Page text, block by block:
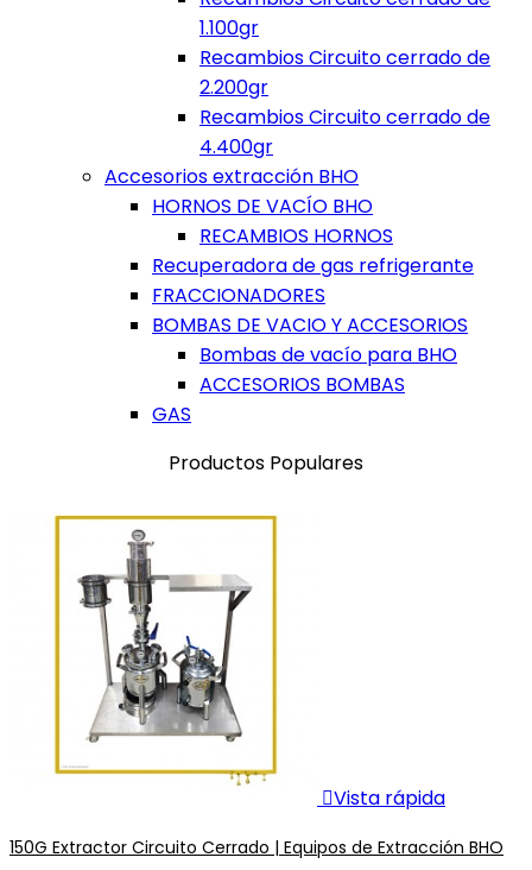
1.100gr
Recambios Circuito cerrado de
2.200gr
Recambios Circuito cerrado de
4.400gr
Accesorios extracción BHO
HORNOS DE VACÍO BHO
RECAMBIOS HORNOS
Recuperadora de gas refrigerante
FRACCIONADORES
BOMBAS DE VACIO Y ACCESORIOS
Bombas de vacío para BHO
ACCESORIOS BOMBAS
GAS
Productos Populares
Vista rápida
150G Extractor Circuito Cerrado | Equipos de Extracción BHO